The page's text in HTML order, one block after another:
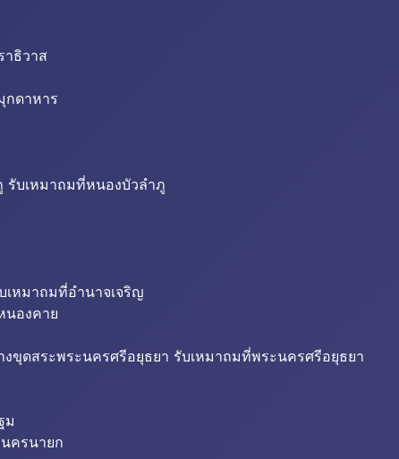
าธิวาส
กดาหาร
รับเหมาถมที่หนองบัวลำภู
เหมาถมที่อำนาจเจริญ
นองคาย
ขุดสระพระนครศรีอยุธยา รับเหมาถมที่พระนครศรีอยุธยา
ม
ครนายก